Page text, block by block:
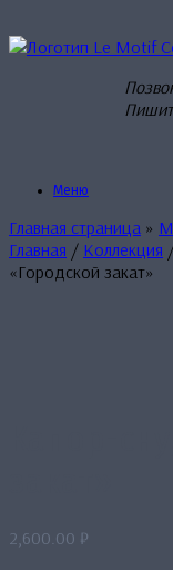
к
Меню
Главная страница »
Главная / Коллекция
«Городской закат»
2,600.00 ₽